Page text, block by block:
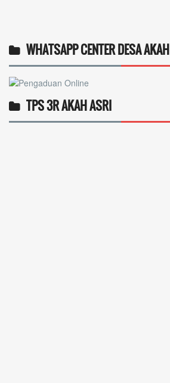
WHATSAPP CENTER DESA AKAH
TPS 3R AKAH ASRI